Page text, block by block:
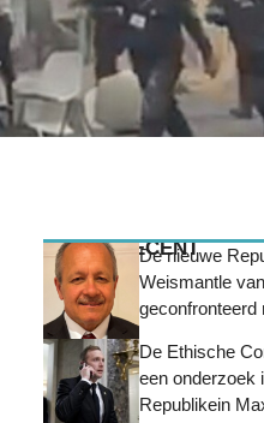
MEEST RECENT
De nieuwe
Weismantle
geconfronteerd
De Ethische
een onderzoek
Republikein